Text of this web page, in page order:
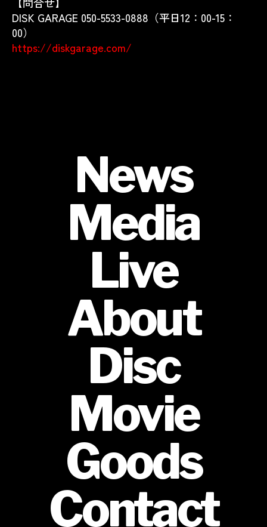
DISK GARAGE 050-5533-0888（平日12：00-15：
00）
https://diskgarage.com/
News
Media
Live
About
Disc
Movie
Goods
Contact